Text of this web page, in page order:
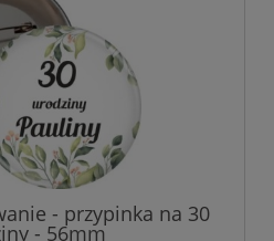
- przypinka na 30
- 56mm